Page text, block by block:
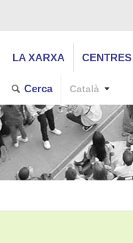
LA XARXA CENTRES
Cerca Català